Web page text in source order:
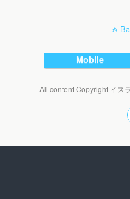
Mobile
All content Copyright イス